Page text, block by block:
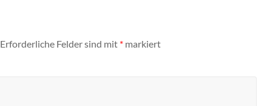
Erforderliche Felder sind mit * markiert